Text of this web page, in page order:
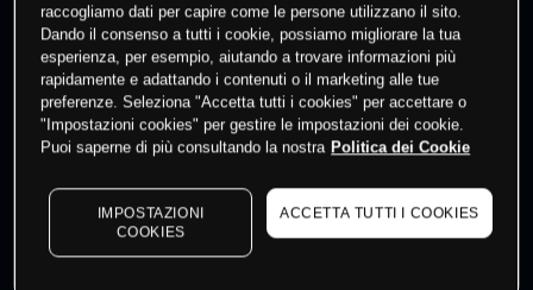
Fai trading
I prezzi sono solo indicativi. Accediper vedere gli ultimi
dati di mercato
to see latest market data
raccogliamo dati per capire come le persone utilizzano il sito.
Dando il consenso a tutti i cookie, possiamo migliorare la tua
esperienza, per esempio, aiutando a trovare informazioni più
rapidamente e adattando i contenuti o il marketing alle tue
preferenze. Seleziona "Accetta tutti i cookies" per accettare o
"Impostazioni cookies" per gestire le impostazioni dei cookie.
Puoi saperne di più consultando la nostra Politica dei Cookie
IMPOSTAZIONI
COOKIES
ACCETTA TUTTI I COOKIES